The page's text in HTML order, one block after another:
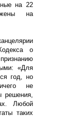
на 22
на
о
«Для
год, но
не
решения,
Любой
таких